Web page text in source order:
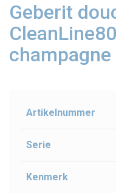
Geberit
champagne
Artikelnummer
Serie
Kenmerk